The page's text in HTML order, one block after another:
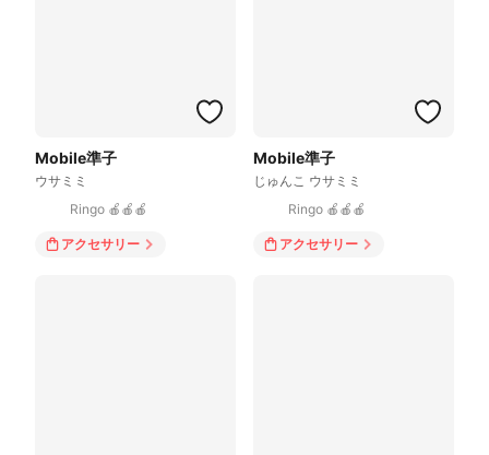
Mobile準子
ウサミミ
Ringo 🍎🍎🍎
アクセサリー
Mobile準子
じゅんこ ウサミミ
Ringo 🍎🍎🍎
アクセサリー